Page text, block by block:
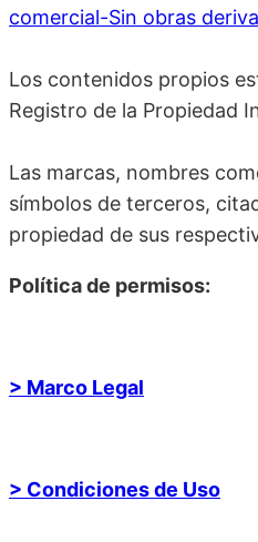
comercial-Sin obras
Los contenidos propios
Registro de la Propiedad
Las marcas, nombres
símbolos de terceros,
propiedad de sus
Política de permisos:
> Marco Legal
> Condiciones de Uso